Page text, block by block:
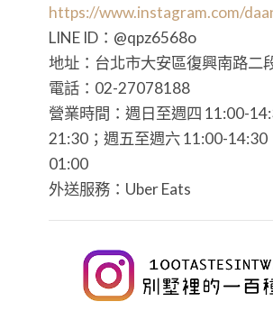
https://www.instagram.com/
LINE ID：@qpz6568o
地址：台北市大安區復興南路二
電話：02-27078188
營業時間：週日至週四 11:00-
21:30；週五至週六 11:00-14:30
01:00
外送服務：Uber Eats